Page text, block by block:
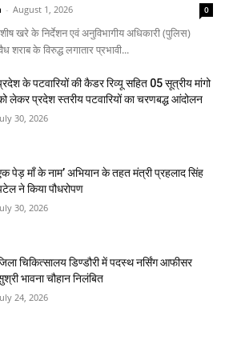
- August 1, 2026 0
खरे के निर्देशन एवं अनुविभागीय अधिकारी (पुलिस)
शराब के विरुद्ध लगातार प्रभावी...
के पटवारियों की कैडर रिव्यू सहित 05 सूत्रीय मांगो
लेकर प्रदेश स्तरीय पटवारियों का चरणबद्ध आंदोलन
30, 2026
पेड़ माँ के नाम’ अभियान के तहत मंत्री प्रहलाद सिंह
ने किया पौधरोपण
30, 2026
चिकित्सालय डिण्डौरी में पदस्थ नर्सिंग आफीसर
भावना चौहान निलंबित
24, 2026